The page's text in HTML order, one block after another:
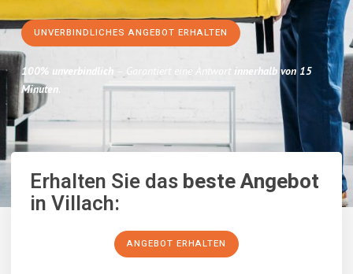
UNVERBINDLICHES ANGEBOT ERHALTEN
100% unverbindlich – Garantiert eine Antwort innerhalb von 15
Minuten.
Erhalten Sie dasbeste Angebot
in Villach:
ANGEBOT ERHALTEN